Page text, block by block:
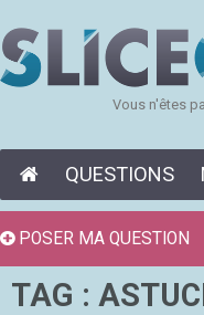
Vous n'êtes
QUESTIONS
TAG :
POSER MA QUESTION